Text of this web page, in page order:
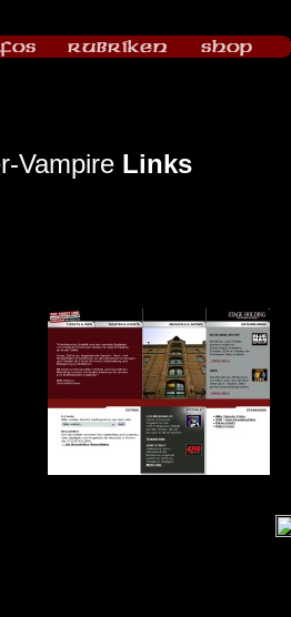
Vampire Links